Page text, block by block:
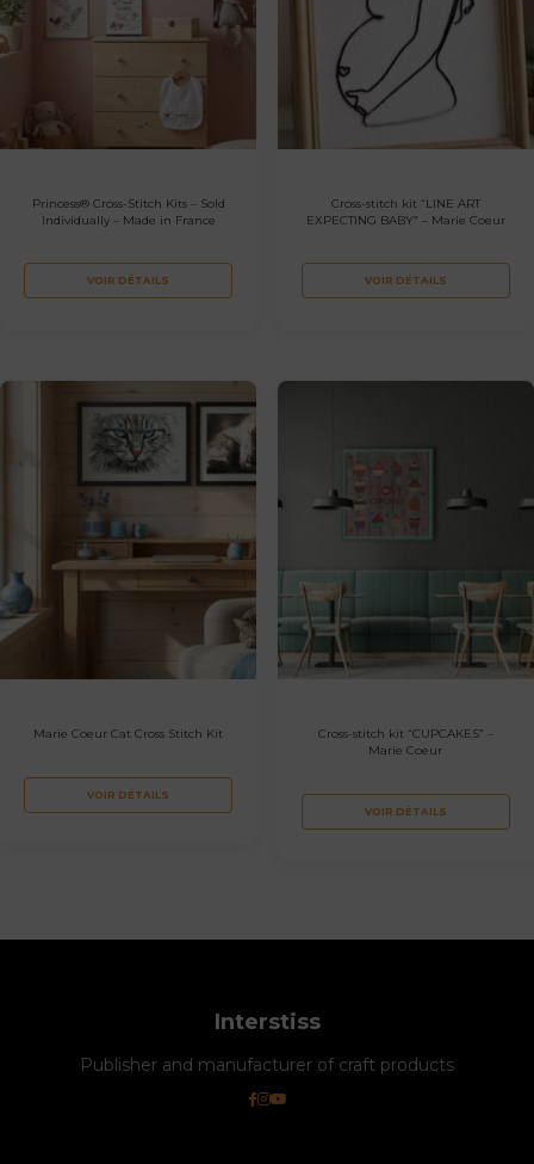
Princess® Cross-Stitch Kits – Sold
Individually – Made in France
VOIR DÉTAILS
Cross-stitch kit “LINE ART
EXPECTING BABY” – Marie Coeur
VOIR DÉTAILS
Marie Coeur Cat Cross Stitch Kit
VOIR DÉTAILS
Cross-stitch kit “CUPCAKES” –
Marie Coeur
VOIR DÉTAILS
Interstiss
Publisher and manufacturer of craft products